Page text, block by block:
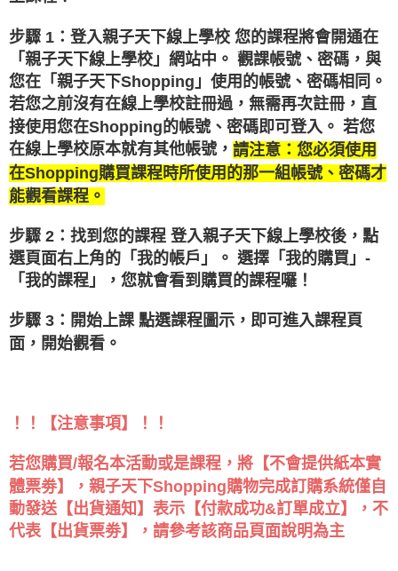
步驟 1：登入親子天下線上學校 您的課程將會開通在
「親子天下線上學校」網站中。 觀課帳號、密碼，與
您在「親子天下Shopping」使用的帳號、密碼相同。
若您之前沒有在線上學校註冊過，無需再次註冊，直
接使用您在Shopping的帳號、密碼即可登入。 若您
在線上學校原本就有其他帳號， 請注意：您必須使用
在Shopping購買課程時所使用的那一組帳號、密碼才
能觀看課程。
步驟 2：找到您的課程 登入親子天下線上學校後，點
選頁面右上角的「我的帳戶」。 選擇「我的購買」-
「我的課程」，您就會看到購買的課程囉！
步驟 3：開始上課 點選課程圖示，即可進入課程頁
面，開始觀看。
！！【注意事項】！！
若您購買/報名本活動或是課程，將【不會提供紙本實
體票劵】，親子天下Shopping購物完成訂購系統僅自
動發送【出貨通知】表示【付款成功&訂單成立】，不
代表【出貨票劵】，請參考該商品頁面說明為主